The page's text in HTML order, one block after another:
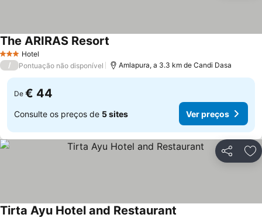
3 EstrelasHotel
The ARIRAS Resort
/ Pontuação não disponível Amlapura, a 3.3 km de Candi Dasa
De € 44
Consulte os preços de 5 sites Ver preços
Partilhar
Tirta Ayu Hotel and Restaurant